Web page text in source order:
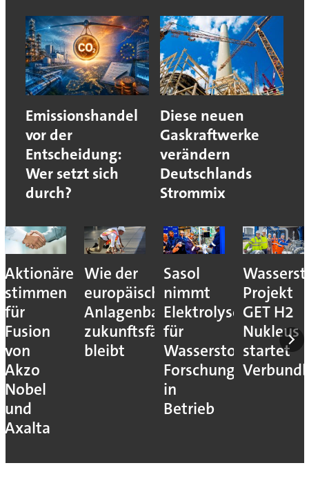
Emissionshandel
vor der
Entscheidung:
Wer setzt sich
durch?
Diese neuen
Gaskraftwerke
verändern
Deutschlands
Strommix
Aktionäre
stimmen
für
Fusion
von
Akzo
Nobel
und
Axalta
Wie der
europäische
Anlagenbau
zukunftsfähig
bleibt
Sasol
nimmt
Elektrolyseur
für
Wasserstoff-
Forschung
in
Betrieb
Projekt
GET H2
Nukleus
startet